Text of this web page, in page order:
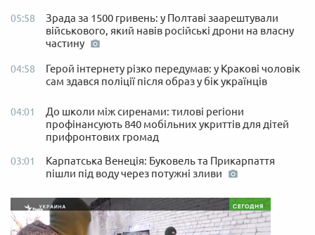
05:58
Зрада за 1500 гривень: у Полтаві заарештували
військового, який навів російські дрони на власну
частину
04:58
Герой інтернету різко передумав: у Кракові чоловік
сам здався поліції після образ у бік українців
04:01
До школи між сиренами: тилові регіони
профінансують 840 мобільних укриттів для дітей
прифронтових громад
03:01
Карпатська Венеція: Буковель та Прикарпаття
пішли під воду через потужні зливи